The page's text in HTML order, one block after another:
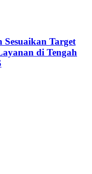
Target
di Tengah